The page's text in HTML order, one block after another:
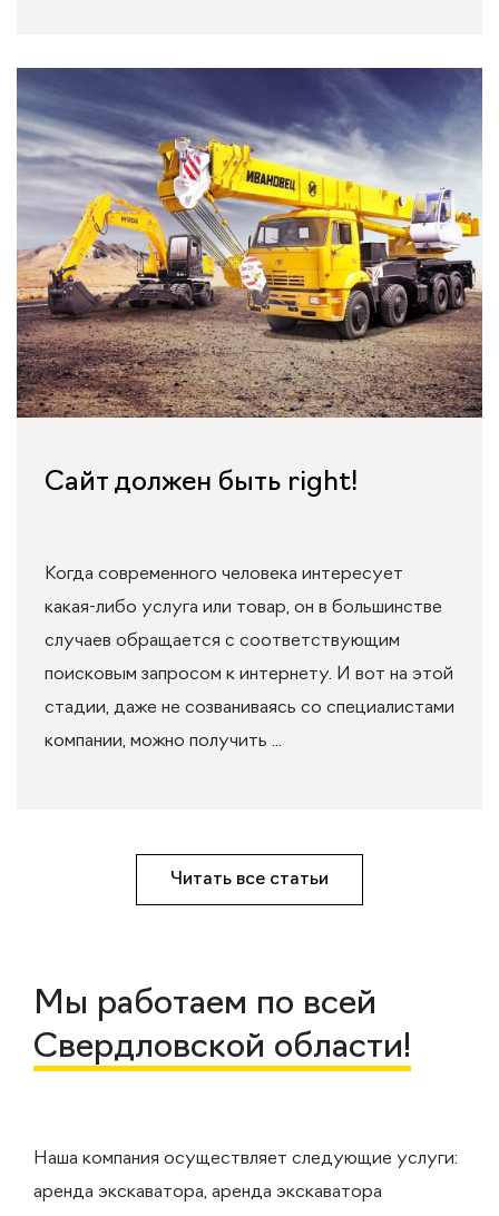
Сайт должен быть right!
Когда современного человека интересует
какая-либо услуга или товар, он в большинстве
случаев обращается с соответствующим
поисковым запросом к интернету. И вот на этой
стадии, даже не созваниваясь со специалистами
компании, можно получить ...
Читать все статьи
Мы работаем по всей
Свердловской области!
Наша компания осуществляет следующие услуги:
аренда экскаватора, аренда экскаватора